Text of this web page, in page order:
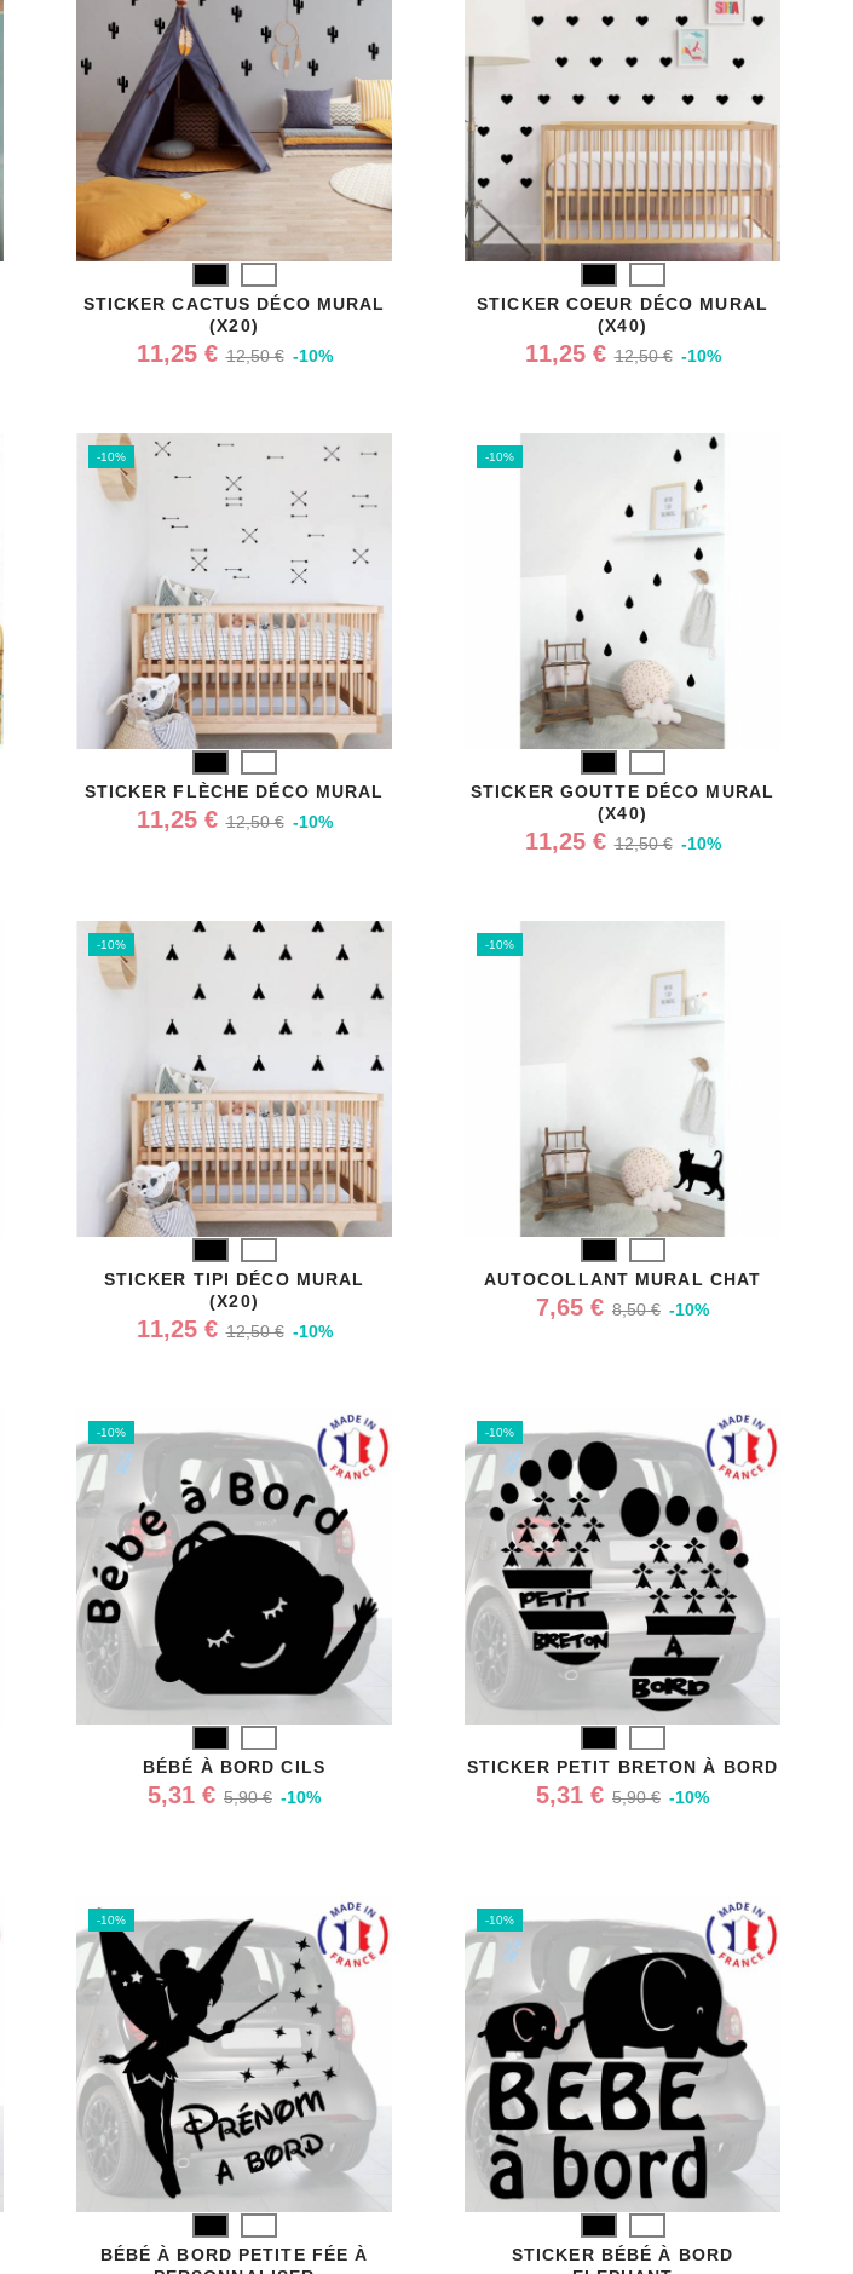
STICKER CACTUS DÉCO MURAL
(X20)
11,25 € 12,50 € -10%
STICKER COEUR DÉCO MURAL
(X40)
11,25 € 12,50 € -10%
STICKER FLÈCHE DÉCO MURAL
11,25 € 12,50 € -10%
-10%
STICKER GOUTTE DÉCO MURAL
(X40)
11,25 € 12,50 € -10%
-10%
STICKER TIPI DÉCO MURAL
(X20)
11,25 € 12,50 € -10%
-10%
AUTOCOLLANT MURAL CHAT
7,65 € 8,50 € -10%
-10%
BÉBÉ À BORD CILS
5,31 € 5,90 € -10%
-10%
STICKER PETIT BRETON À BORD
5,31 € 5,90 € -10%
-10%
BÉBÉ À BORD PETITE FÉE À
-10%
STICKER BÉBÉ À BORD
-10%